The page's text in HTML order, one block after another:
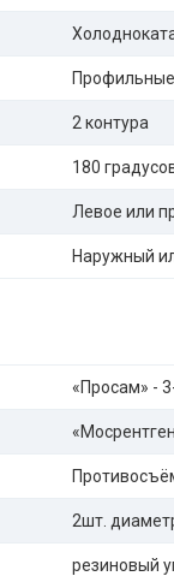
2 контура
180
Левое или
Наружный
«Просам» -
2шт.
резиновый